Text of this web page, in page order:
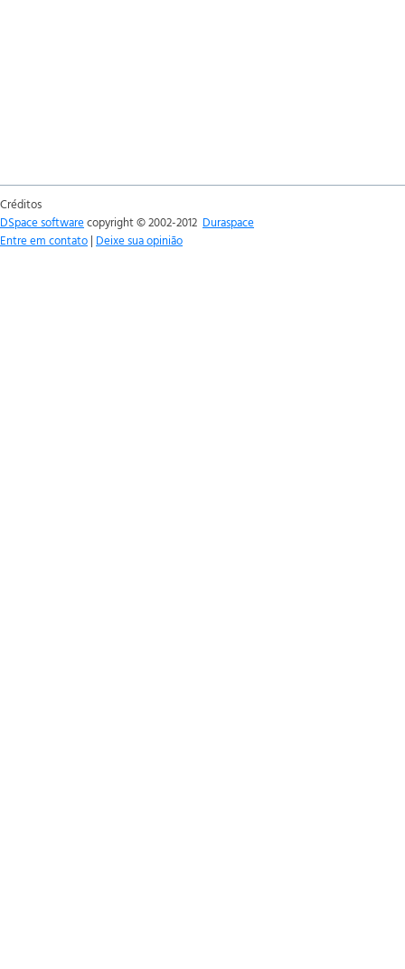
Créditos
DSpace softwarecopyright © 2002-2012 Duraspace
Entre em contato | Deixe sua opinião